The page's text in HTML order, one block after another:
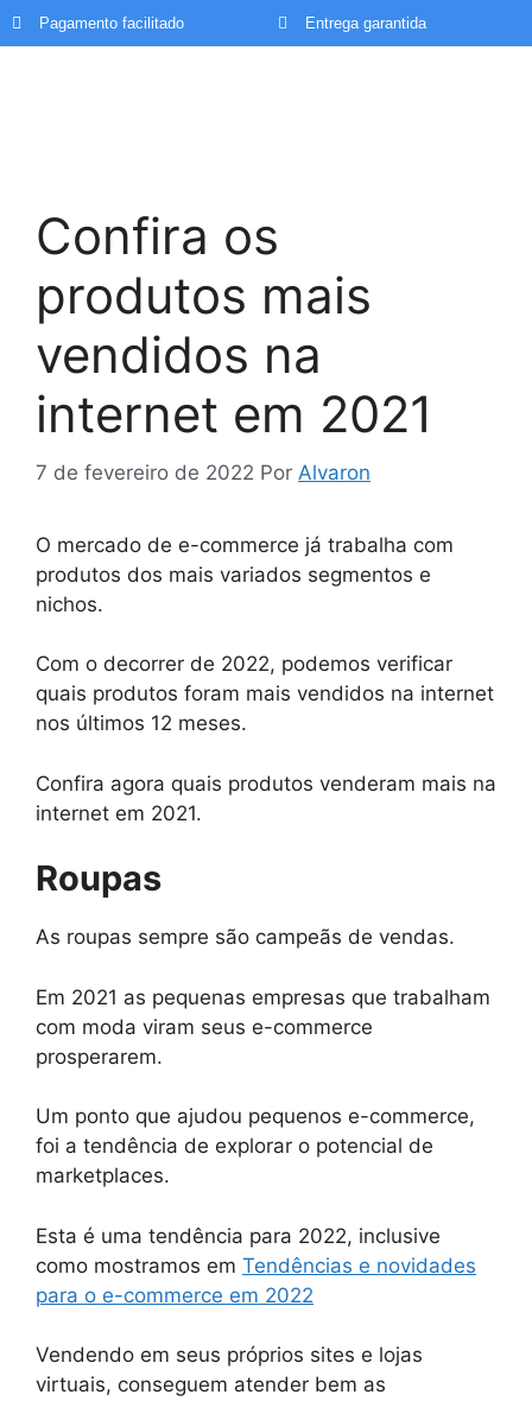
Pagamento facilitado Entrega garantida
Confira os
produtos mais
vendidos na
internet em 2021
7 de fevereiro de 2022 Por Alvaron
O mercado de e-commerce já trabalha com
produtos dos mais variados segmentos e
nichos.
Com o decorrer de 2022, podemos verificar
quais produtos foram mais vendidos na internet
nos últimos 12 meses.
Confira agora quais produtos venderam mais na
internet em 2021.
Roupas
As roupas sempre são campeãs de vendas.
Em 2021 as pequenas empresas que trabalham
com moda viram seus e-commerce
prosperarem.
Um ponto que ajudou pequenos e-commerce,
foi a tendência de explorar o potencial de
marketplaces.
Esta é uma tendência para 2022, inclusive
como mostramos em Tendências e novidades
para o e-commerce em 2022
Vendendo em seus próprios sites e lojas
virtuais, conseguem atender bem as